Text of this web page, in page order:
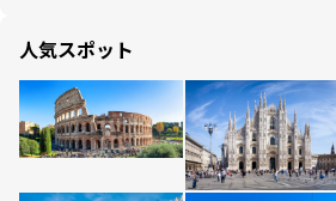
人気スポット